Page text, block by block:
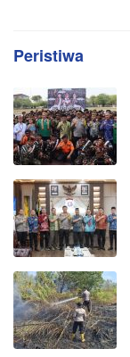
Peristiwa